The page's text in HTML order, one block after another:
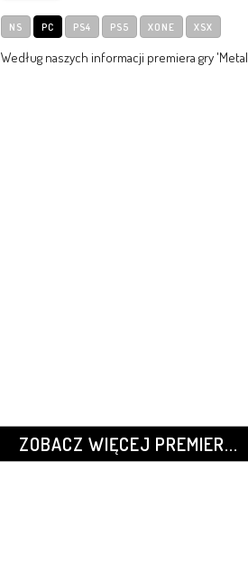
NS PC PS4 PS5 XONE XSX
Według naszych informacji premiera gry 'Metal
ZOBACZ WIĘCEJ PREMIER...